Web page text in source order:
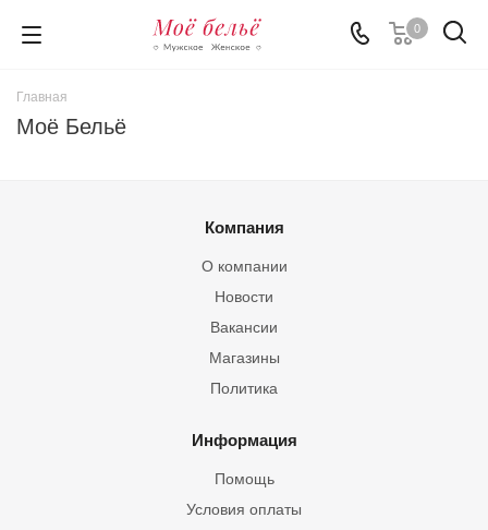
0
Главная
Моё Бельё
Компания
О компании
Новости
Вакансии
Магазины
Политика
Информация
Помощь
Условия оплаты